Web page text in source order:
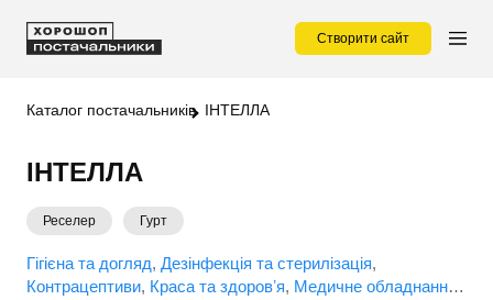
Створити сайт
Каталог постачальників ІНТЕЛЛА
ІНТЕЛЛА
Реселер Гурт
Гігієна та догляд Дезінфекція та стерилізація
Контрацептиви Краса та здоровʼя Медичне обладнання